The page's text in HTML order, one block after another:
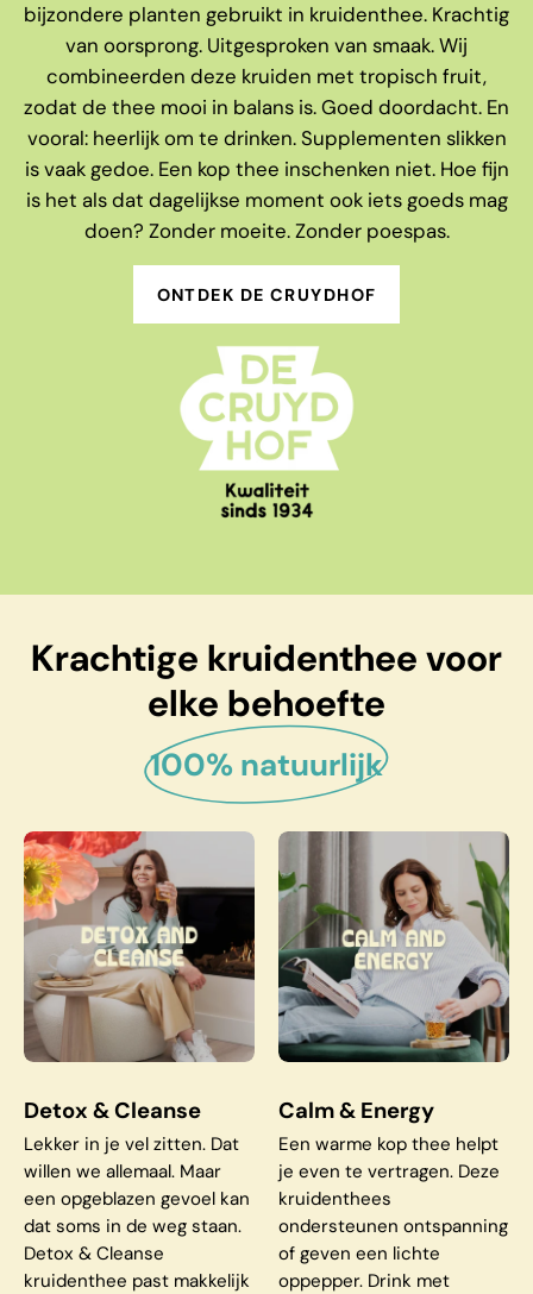
bijzondere planten gebruikt in kruidenthee. Krachtig
van oorsprong. Uitgesproken van smaak. Wij
combineerden deze kruiden met tropisch fruit,
zodat de thee mooi in balans is. Goed doordacht. En
vooral: heerlijk om te drinken. Supplementen slikken
is vaak gedoe. Een kop thee inschenken niet. Hoe fijn
is het als dat dagelijkse moment ook iets goeds mag
doen? Zonder moeite. Zonder poespas.
ONTDEK DE CRUYDHOF
Krachtige kruidenthee voor
elke behoefte
100% natuurlijk
Detox & Cleanse
Lekker in je vel zitten. Dat
willen we allemaal. Maar
een opgeblazen gevoel kan
dat soms in de weg staan.
Detox & Cleanse
kruidenthee past makkelijk
Calm & Energy
Een warme kop thee helpt
je even te vertragen. Deze
kruidenthees
ondersteunen ontspanning
of geven een lichte
oppepper. Drink met